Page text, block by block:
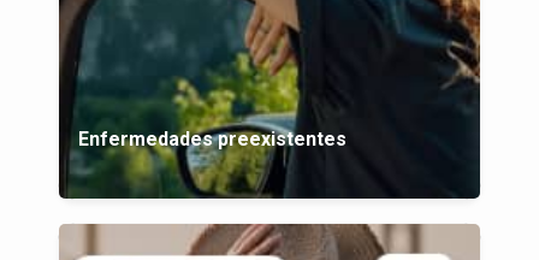
Enfermedades preexistentes